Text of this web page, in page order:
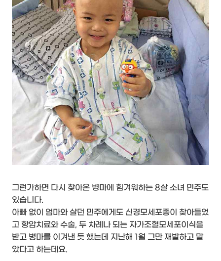
그런가하면 다시 찾아온 병마에 힘겨워하는 8살 소녀 민주도
있습니다.
아빠 없이 엄마와 살던 민주에게도 신경모세포종이 찾아들었
고 항암치료와 수술, 두 차례나 되는 자가조혈모세포이식을
받고 병마를 이겨낸 듯 했는데 지난해 1월 그만 재발하고 말
았다고 하는데요.